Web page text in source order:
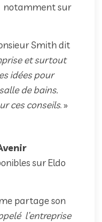
notamment sur
Smith dit
et surtout
idées pour
de bains.
ces conseils. »
sur Eldo
partage son
l’entreprise